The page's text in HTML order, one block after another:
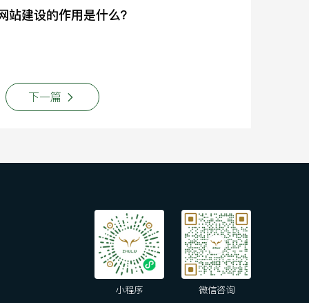
站建设的作用是什么？
下一篇
小程序 微信咨询